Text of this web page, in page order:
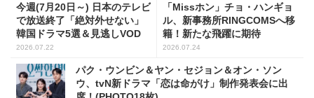
今週(7月20日～) 日本のテレビ
で放送終了「絶対外せない」
韓国ドラマ5選＆見逃しVOD
2026.07.22
「Missホン」チョ・ハンギョ
ル、新事務所RINGCOMSへ移
籍！新たな飛躍に期待
2026.07.24
パク・ウンビン＆ヤン・セジョン＆オン・ソン
ウ、tvN新ドラマ「恋は命がけ」制作発表会に出